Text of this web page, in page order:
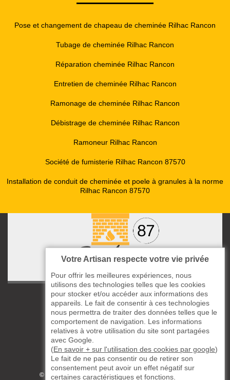
Pose et changement de chapeau de cheminée Rilhac Rancon
Tubage de cheminée Rilhac Rancon
Réparation cheminée Rilhac Rancon
Entretien de cheminée Rilhac Rancon
Ramonage de cheminée Rilhac Rancon
Débistrage de cheminée Rilhac Rancon
Ramoneur Rilhac Rancon
Société de fumisterie Rilhac Rancon 87570
Installation de conduit de cheminée et poele à granules à la norme
Rilhac Rancon 87570
ccas le Bourg
87220 Boisseuil
05 33 06 14 49
06 37 57 44 80
Siret : 823732649
©2019 - 2026 TOUS DROITS RÉSERVÉS
Votre Artisan respecte votre vie privée
Pour offrir les meilleures expériences, nous
utilisons des technologies telles que les cookies
pour stocker et/ou accéder aux informations des
appareils. Le fait de consentir à ces technologies
nous permettra de traiter des données telles que le
comportement de navigation. Les informations
relatives à votre utilisation du site sont partagées
avec Google.
(En savoir + sur l'utilisation des cookies par google)
Le fait de ne pas consentir ou de retirer son
consentement peut avoir un effet négatif sur
certaines caractéristiques et fonctions.